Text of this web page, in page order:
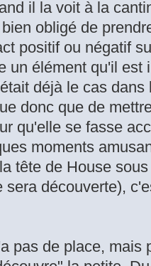
il la voit à la
obligé de
positif ou négatif
un élément qu'il est
déjà le cas
donc que de
qu'elle se fasse
moments
tête de House
sera découverte),
pas de place, mais